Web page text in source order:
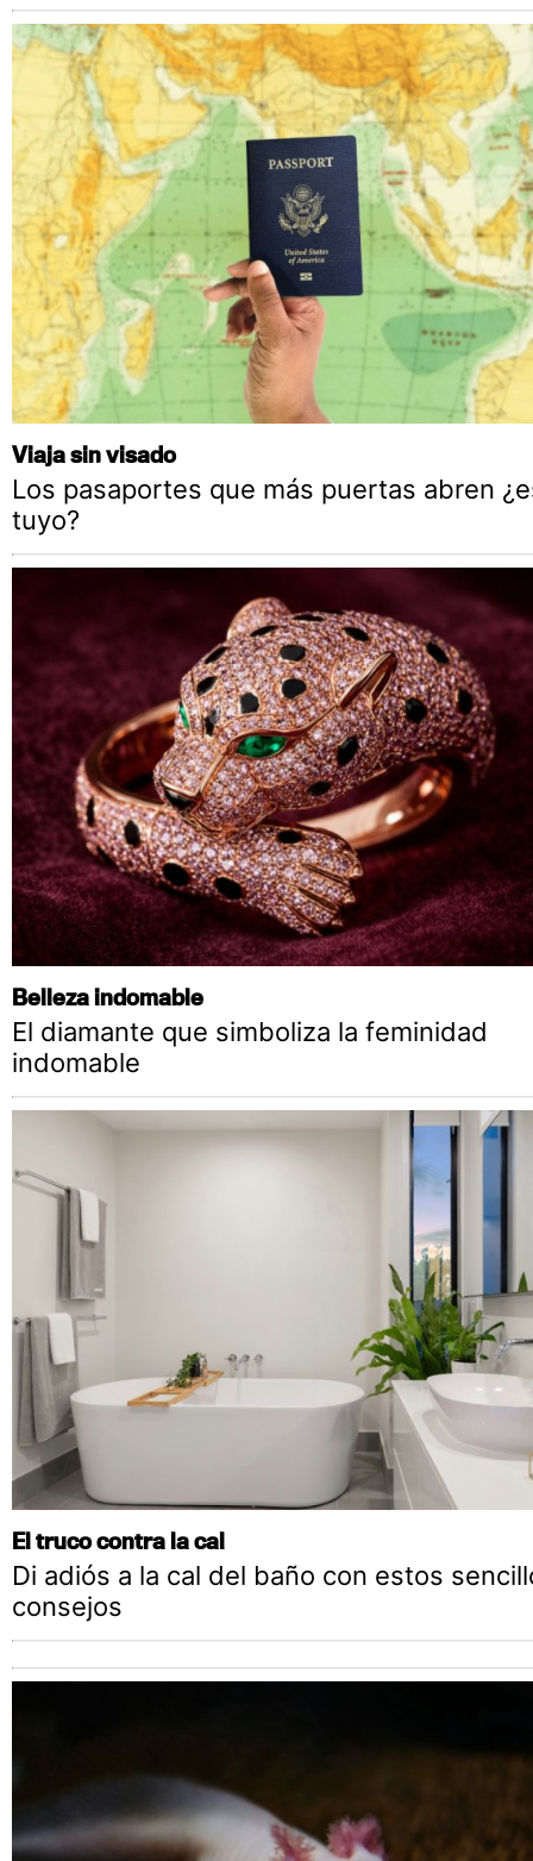
Viaja sin visado
Los pasaportes que más puertas abren
tuyo?
Belleza indomable
El diamante que simboliza la feminidad
indomable
El truco contra la cal
Di adiós a la cal del baño con estos
consejos